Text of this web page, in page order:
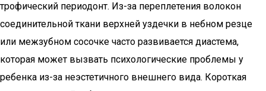
трофический периодонт. Из-за переплетения волокон
соединительной ткани верхней уздечки в небном резце
или межзубном сосочке часто развивается диастема,
которая может вызвать психологические проблемы у
ребенка из-за неэстетичного внешнего вида. Короткая